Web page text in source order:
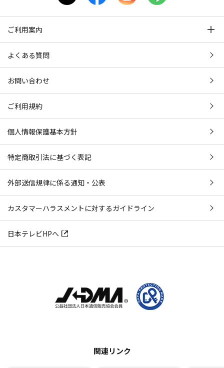
ご利用案内
よくある質問
お問い合わせ
ご利用規約
個人情報保護基本方針
特定商取引法に基づく表記
外部送信規律に係る通知・公表
カスタマーハラスメントに対するガイドライン
日本テレビHPへ
関連リンク